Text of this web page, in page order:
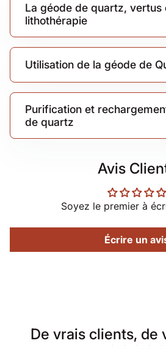
La géode de quartz, vertus
lithothérapie
Utilisation de la géode de
Purification et
de quartz
Avis
Soyez le premier à
Écrire un
De vrais clients, de